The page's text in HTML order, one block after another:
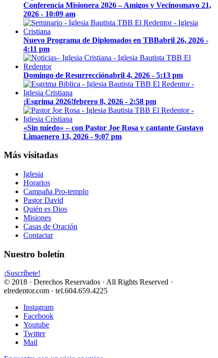
Conferencia Misionera 2026 – Amigos y Vecinosmayo 21,
2026 - 10:09 am
Nuevo Programa de Diplomados en TBBabril 26, 2026 -
4:11 pm
Domingo de Resurrecciónabril 4, 2026 - 5:13 pm
¡Esgrima 2026!febrero 8, 2026 - 2:58 pm
«Sin miedo» – con Pastor Joe Rosa y cantante Gustavo
Limaenero 13, 2026 - 9:07 pm
Más visitadas
Iglesia
Horarios
Campaña Pro-templo
Pastor David
Quién es Dios
Misiones
Casas de Oración
Contactar
Nuestro boletín
¡Suscríbete!
© 2018 · Derechos Reservados · All Rights Reserved ·
elredentor.com · tel.604.659.4225
Instagram
Facebook
Youtube
Twitter
Mail